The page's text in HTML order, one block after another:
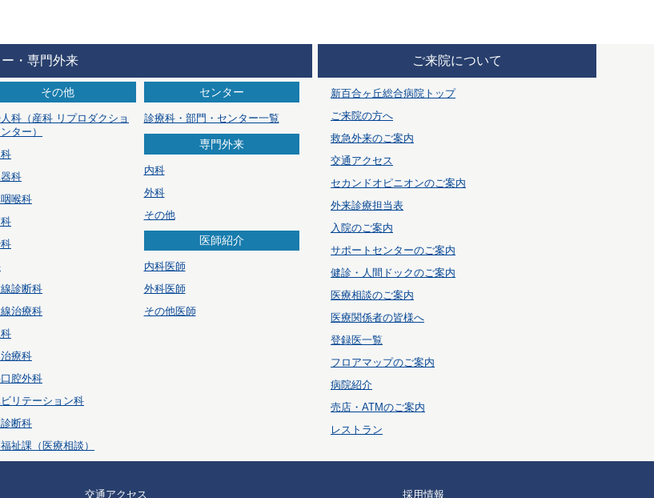
・専門外来
その他
科 （産科 リプロダクショ
ター）
科
喉科
診断科
治療科
療科
腔外科
ビリテーション科
断科
祉課（医療相談）
センター
診療科・部門・センター一覧
専門外来
内科
外科
その他
医師紹介
内科医師
外科医師
その他医師
ご来院について
新百合ヶ丘総合病院トップ
ご来院の方へ
救急外来のご案内
交通アクセス
セカンドオピニオンのご案内
外来診療担当表
入院のご案内
サポートセンターのご案内
健診・人間ドックのご案内
医療相談のご案内
医療関係者の皆様へ
登録医一覧
フロアマップのご案内
病院紹介
売店・ATMのご案内
レストラン
交通アクセス 採用情報